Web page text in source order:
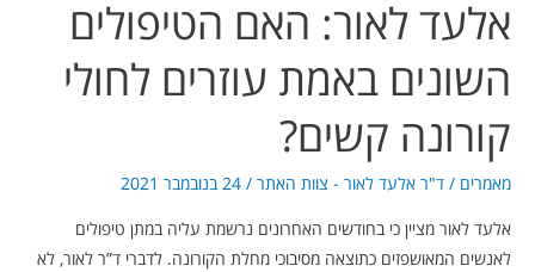
אלעד לאור: האם הטיפולים
השונים באמת עוזרים לחולי
קורונה קשים?
מאמרים / ד"ר אלעד לאור - צוות האתר / 24 בנובמבר 2021
אלעד לאור מציין כי בחודשים האחרונים נרשמת עליה במתן טיפולים
לאנשים המאושפזים כתוצאה מסיבוכי מחלת הקורונה. לדברי ד”ר לאור, לא